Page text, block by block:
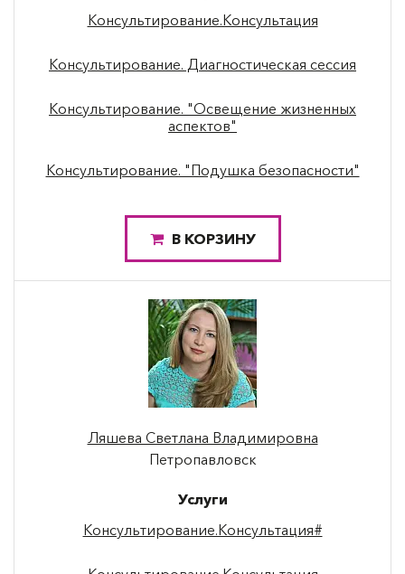
Консультирование.Консультация
Консультирование. Диагностическая сессия
Консультирование. "Освещение жизненных
аспектов"
Консультирование. "Подушка безопасности"
В КОРЗИНУ
Ляшева Светлана Владимировна
Петропавловск
Услуги
Консультирование.Консультация#